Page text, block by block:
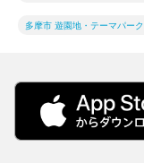
多摩市 遊園地・テーマパー